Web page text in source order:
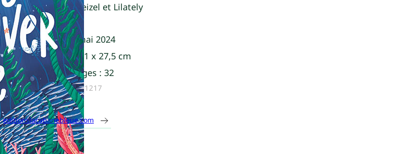
Vincent Doumeizel et Lilately
Parution :05 mai 2024
Dimensions :21 x 27,5 cm
Nombre de pages : 32
ISBN :9782491231217
editionslacabanebleue.com